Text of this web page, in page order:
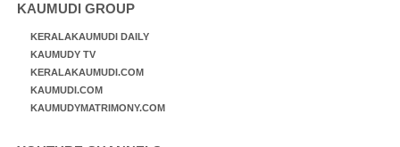
KAUMUDI GROUP
KERALAKAUMUDI DAILY
KAUMUDY TV
KERALAKAUMUDI.COM
KAUMUDI.COM
KAUMUDYMATRIMONY.COM